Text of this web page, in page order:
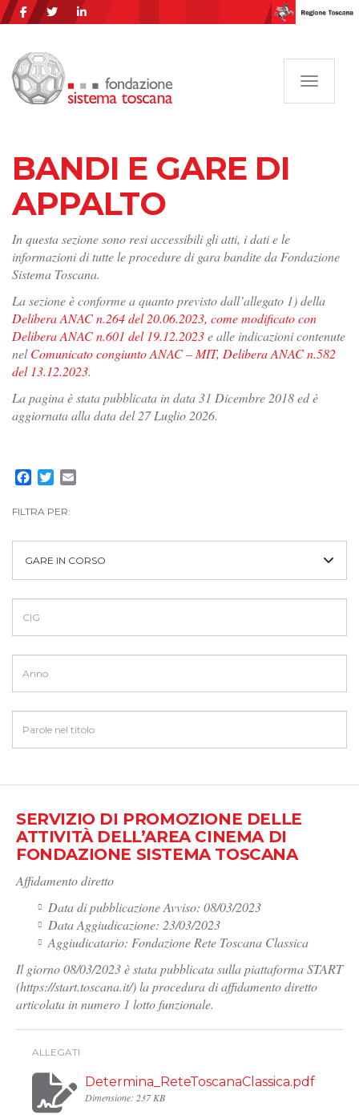
BANDI E GARE DI
APPALTO
In questa sezione sono resi accessibili gli atti, i dati e le
informazioni di tutte le procedure di gara bandite da Fondazione
Sistema Toscana.
La sezione è conforme a quanto previsto dall’allegato 1) della
Delibera ANAC n.264 del 20.06.2023, come modificato con
Delibera ANAC n.601 del 19.12.2023e alle indicazioni contenute
nelComunicato congiunto ANAC – MIT, Delibera ANAC n.582
del 13.12.2023.
La pagina è stata pubblicata in data 31 Dicembre 2018 ed è
aggiornata alla data del 27 Luglio 2026.
Facebook
Twitter
FILTRA PER:
GARE IN CORSO
SERVIZIO DI PROMOZIONE DELLE
ATTIVITÀ DELL’AREA CINEMA DI
FONDAZIONE SISTEMA TOSCANA
Affidamento diretto
Data di pubblicazione Avviso: 08/03/2023
Data Aggiudicazione: 23/03/2023
Aggiudicatario: Fondazione Rete Toscana Classica
Il giorno 08/03/2023 è stata pubblicata sulla piattaforma START
(https://start.toscana.it/) la procedura di affidamento diretto
articolata in numero 1 lotto funzionale.
ALLEGATI
Determina_ReteToscanaClassica.pdf
Dimensione: 237 KB